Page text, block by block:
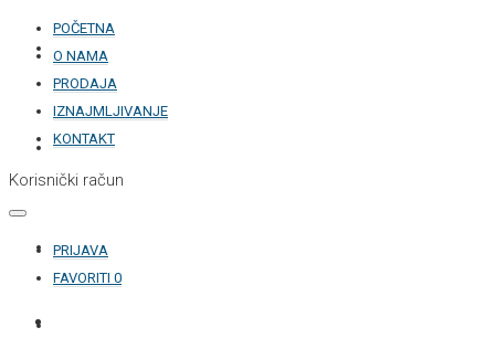
PRODAJA
IZNAJMLJIVANJE
KONTAKT
POČETNA
O NAMA
PRODAJA
IZNAJMLJIVANJE
KONTAKT
Korisnički račun
PRIJAVA
FAVORITI 0